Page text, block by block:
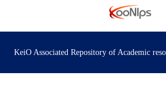
KeiO Associated Repository of Academic